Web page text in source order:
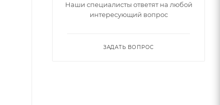
Наши специалисты ответят на любой
интересующий вопрос
ЗАДАТЬ ВОПРОС